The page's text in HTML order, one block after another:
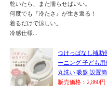
乾いたら、また濡らせばいい。
何度でも『冷たさ』が生き返る！
着るだけで涼しい。
冷感仕様...
つけっぱなし補助
ーニング 子ども
丸洗い 吸盤 設置
販売価格：2,860円